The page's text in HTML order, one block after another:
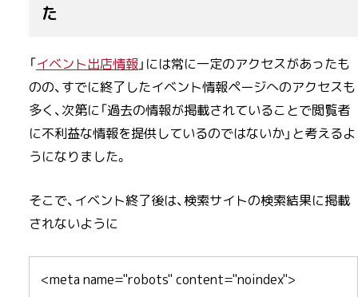
た
「イベント出店情報」には常に一定のアクセスがあったも
のの、すでに終了したイベント情報ページへのアクセスも
多く、次第に「過去の情報が掲載されていることで閲覧者
に不利益な情報を提供しているのではないか」と考えるよ
うになりました。
そこで、イベント終了後は、検索サイトの検索結果に掲載
されないように
<meta name="robots" content="noindex">